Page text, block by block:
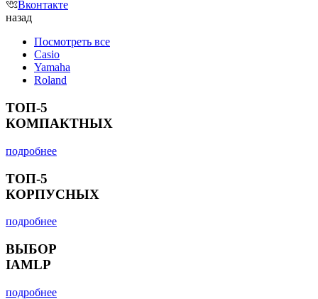
Вконтакте
назад
Посмотреть все
Casio
Yamaha
Roland
ТОП-5
КОМПАКТНЫХ
подробнее
ТОП-5
КОРПУСНЫХ
подробнее
ВЫБОР
IAMLP
подробнее